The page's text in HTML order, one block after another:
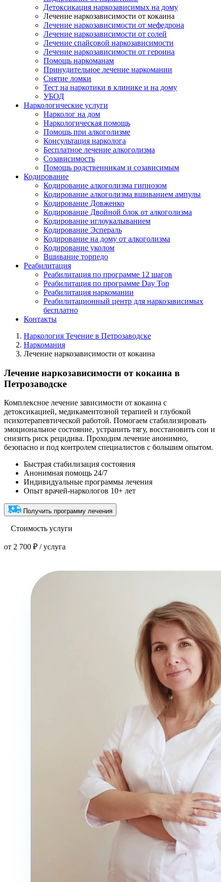
Детоксикация наркозависимых на дому
Лечение наркозависимости от кокаина
Лечение наркозависимости от мефедрона
Лечение наркозависимости от солей
Лечение спайсовой наркозависимости
Лечение наркозависимости от героина
Помощь наркоманам
Принудительное лечение наркомании
Снятие ломки
Тест на наркотики в клинике и на дому
УБОД
Наркологические услуги
Нарколог на дом
Наркологическая помощь
Помощь при алкоголизме
Консультация нарколога
Бесплатное лечение алкоголизма
Созависимость
Помощь родственникам и созависимым
Кодирование
Кодирование алкоголизма гипнозом
Кодирование алкоголизма вшиванием ампулы
Кодирование Довженко
Кодирование Двойной блок от алкоголизма
Кодирование иглоукалыванием
Кодирование Эспераль
Кодирование на дому от алкоголизма
Кодирование уколом
Вшивание торпедо
Реабилитация
Реабилитация по программе 12 шагов
Реабилитация по программе Day Top
Реабилитация наркомании
Реабилитационный центр для наркозависимых
бесплатно
Контакты
Наркология Течение в Петрозаводске
Наркомания
Лечение наркозависимости от кокаина
Лечение наркозависимости от кокаина в
Петрозаводске
Комплексное лечение зависимости от кокаина с
детоксикацией, медикаментозной терапией и глубокой
психотерапевтической работой. Помогаем стабилизировать
эмоциональное состояние, устранить тягу, восстановить сон и
снизить риск рецидива. Проходим лечение анонимно,
безопасно и под контролем специалистов с большим опытом.
Быстрая стабилизация состояния
Анонимная помощь 24/7
Индивидуальные программы лечения
Опыт врачей-наркологов 10+ лет
Получить программу лечения
Стоимость услуги
от 2 700 ₽ / услуга